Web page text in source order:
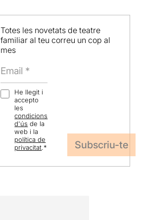
Totes les novetats de teatre
familiar al teu correu un cop al
mes
He llegit i
accepto
les
condicions
d'ús de la
web i la
política de
privacitat.*